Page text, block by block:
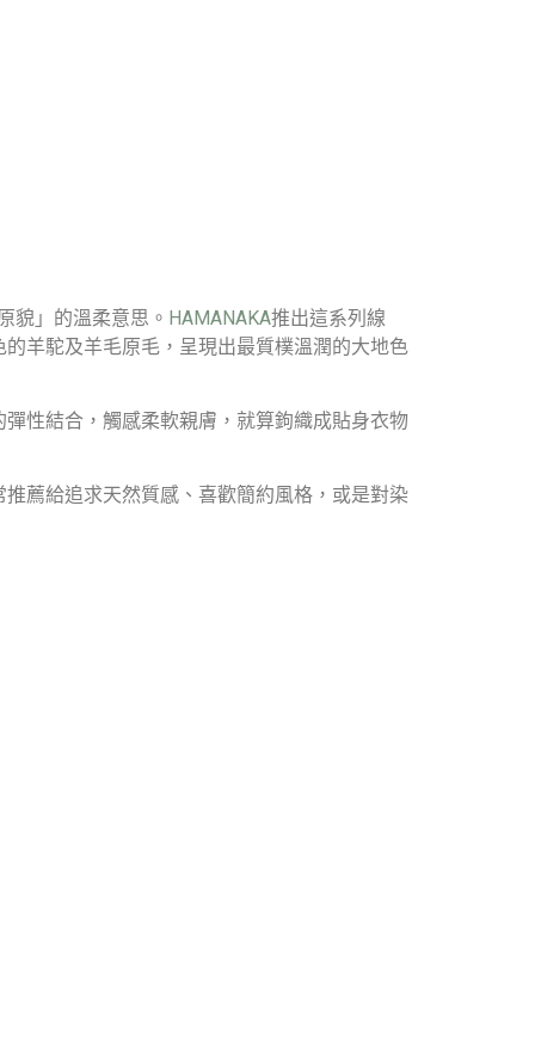
貌」的溫柔意思。 HAMANAKA推出這系列線
羊駝及羊毛原毛，呈現出最質樸溫潤的大地色
性結合，觸感柔軟親膚，就算鉤織成貼身衣物
薦給追求天然質感、喜歡簡約風格，或是對染